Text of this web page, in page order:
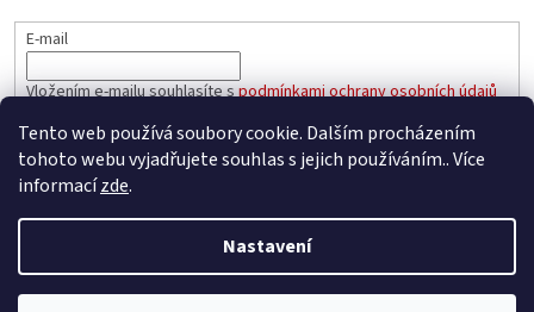
Tento web používá soubory cookie. Dalším procházením
tohoto webu vyjadřujete souhlas s jejich používáním.. Více
informacízde.
Nastavení
E-mail
Vložením e-mailu souhlasíte spodmínkami ochrany osobních údajů
PŘIHLÁSIT SE
Vytvořil Shoptet